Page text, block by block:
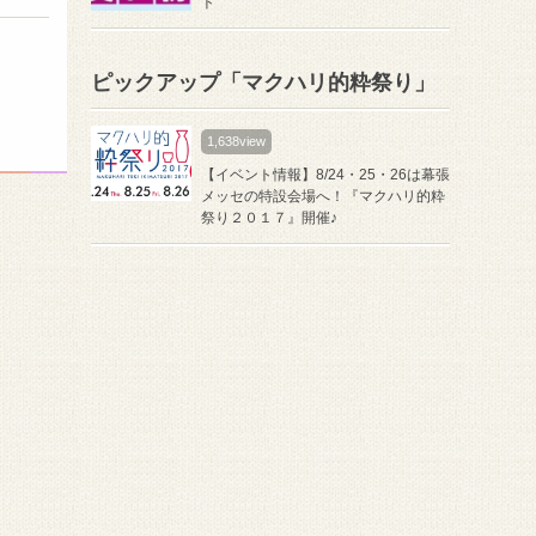
ピックアップ「マクハリ的粋祭り」
1,638view
【イベント情報】8/24・25・26は幕張
メッセの特設会場へ！『マクハリ的粋
祭り２０１７』開催♪